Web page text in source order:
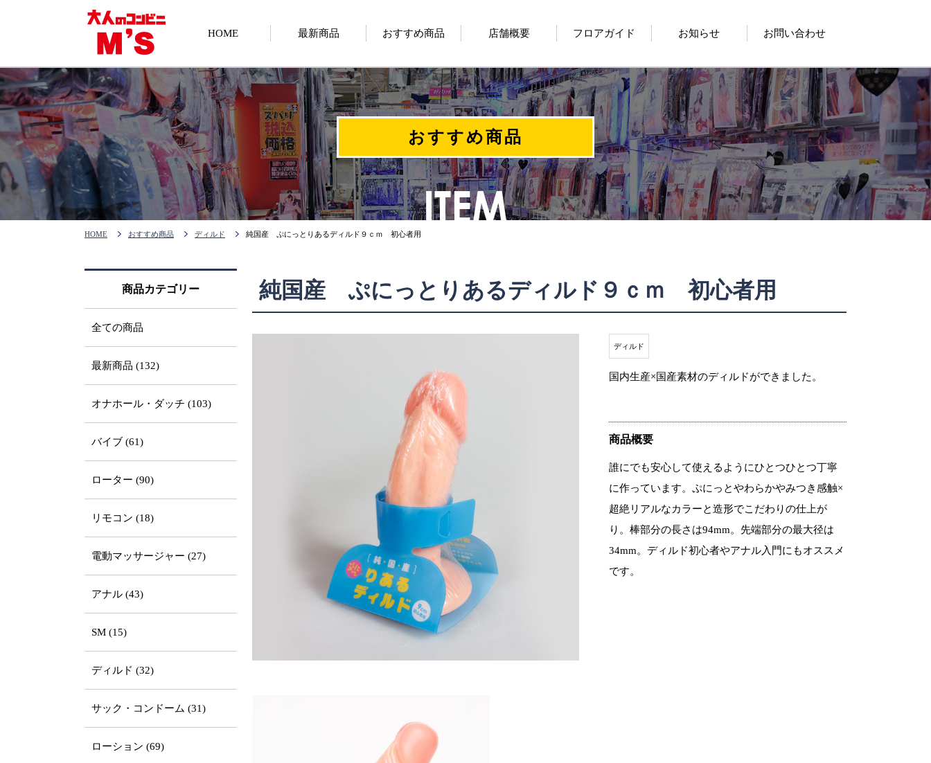
HOME 最新商品 おすすめ商品 店舗概要 フロアガイド お知らせ お問い合わせ
おすすめ商品
HOME おすすめ商品 ディルド 純国産 ぷにっとりあるディルド９ｃｍ 初心者用
純国産 ぷにっとりあるディルド９ｃｍ 初心者用
ディルド
国内生産×国産素材のディルドができました。
商品概要
誰にでも安心して使えるようにひとつひとつ丁寧
に作っています。ぷにっとやわらかやみつき感触×
超絶リアルなカラーと造形でこだわりの仕上が
り。棒部分の長さは94mm。先端部分の最大径は
34mm。ディルド初心者やアナル入門にもオススメ
です。
商品カテゴリー
全ての商品
最新商品 (132)
オナホール・ダッチ (103)
バイブ (61)
ローター (90)
リモコン (18)
電動マッサージャー (27)
アナル (43)
SM (15)
ディルド (32)
サック・コンドーム (31)
ローション (69)